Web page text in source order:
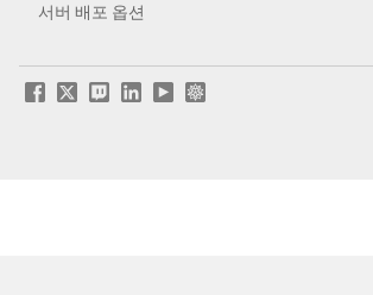
서버 배포 옵션